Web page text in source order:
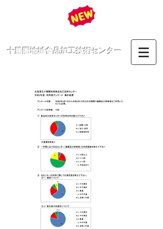
十勝圏地域食品加工技術センター